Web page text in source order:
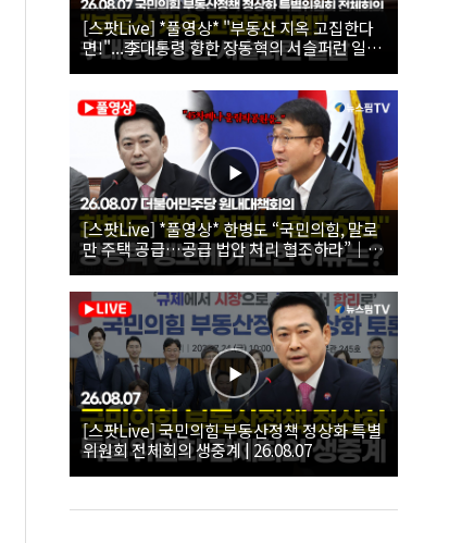
[스팟Live] *풀영상* "부동산 지옥 고집한다
면!"...李대통령 향한 장동혁의 서슬퍼런 일갈
| 26.08.07 국민의힘 부동산정책 정상화 특별
위원회 전체회의
[스팟Live] *풀영상* 한병도 “국민의힘, 말로
만 주택 공급…공급 법안 처리 협조하라”｜
26.08.07 더불어민주당 원내대책회의
[스팟Live] 국민의힘 부동산정책 정상화 특별
위원회 전체회의 생중계 | 26.08.07